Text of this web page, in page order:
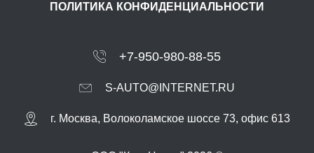
ПОЛИТИКА КОНФИДЕНЦИАЛЬНОСТИ
+7-950-980-88-55
S-AUTO@INTERNET.RU
г. Москва, Волоколамское шоссе 73, офис 613